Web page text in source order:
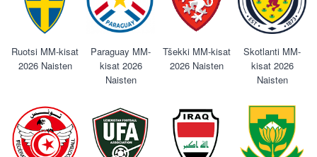
Ruotsi MM-kisat
2026 Naisten
Paraguay MM-
kisat 2026
Naisten
Tšekki MM-kisat
2026 Naisten
Skotlanti MM-
kisat 2026
Naisten